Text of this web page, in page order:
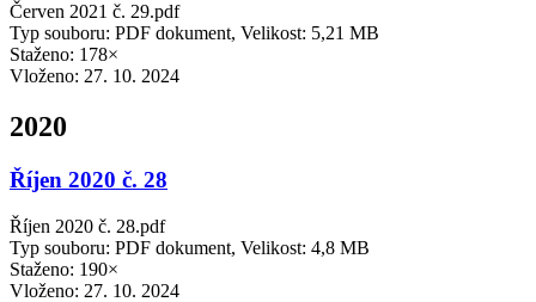
Červen 2021 č. 29.pdf
Typ souboru: PDF dokument, Velikost: 5,21 MB
Staženo: 178×
Vloženo: 27. 10. 2024
2020
Říjen 2020 č. 28
Říjen 2020 č. 28.pdf
Typ souboru: PDF dokument, Velikost: 4,8 MB
Staženo: 190×
Vloženo: 27. 10. 2024